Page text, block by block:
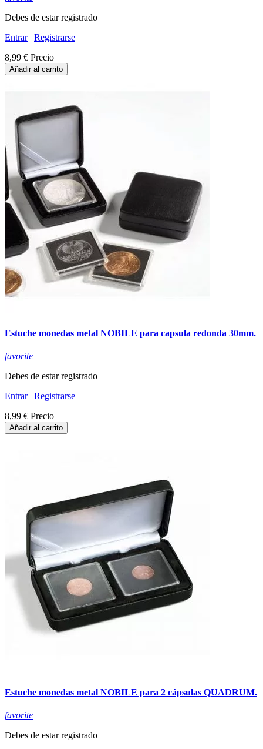
Debes de estar registrado
Entrar| Registrarse
8,99 € Precio
Añadir al carrito
Estuche monedas metal NOBILE para capsula redonda 30mm.
favorite
Debes de estar registrado
Entrar| Registrarse
8,99 € Precio
Añadir al carrito
Estuche monedas metal NOBILE para 2 cápsulas QUADRUM.
favorite
Debes de estar registrado